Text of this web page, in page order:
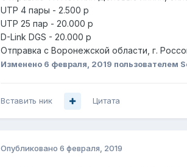
UTP 4 пары - 2.500 р
UTP 25 пар - 20.000 р
D-Link DGS - 20.000 р
Отправка с Воронежской области, г.
Изменено 6 февраля, 2019 пользователем
Вставить ник Цитата
Опубликовано 6 февраля, 2019